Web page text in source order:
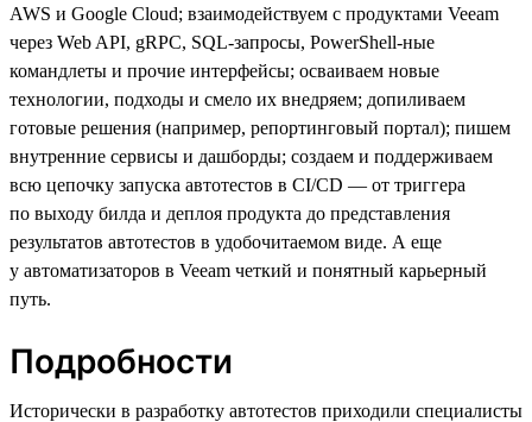
AWS и Google Cloud; взаимодействуем с продуктами Veeam
через Web API, gRPC, SQL-запросы, PowerShell-ные
командлеты и прочие интерфейсы; осваиваем новые
технологии, подходы и смело их внедряем; допиливаем
готовые решения (например, репортинговый портал); пишем
внутренние сервисы и дашборды; создаем и поддерживаем
всю цепочку запуска автотестов в CI/CD — от триггера
по выходу билда и деплоя продукта до представления
результатов автотестов в удобочитаемом виде. А еще
у автоматизаторов в Veeam четкий и понятный карьерный
путь.
Подробности
Исторически в разработку автотестов приходили специалисты